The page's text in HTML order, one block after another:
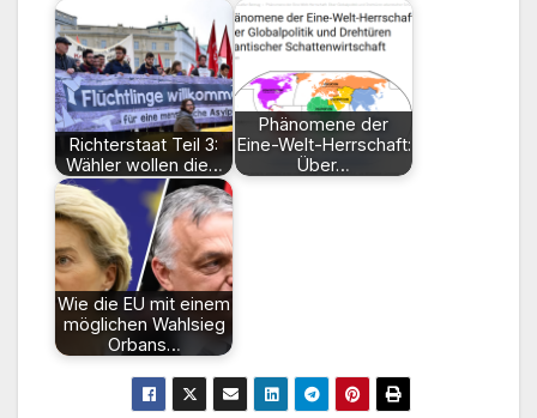
Richterstaat Teil 3:
Wähler wollen die…
Phänomene der
Eine-Welt-Herrschaft:
Über…
Wie die EU mit einem
möglichen Wahlsieg
Orbans…